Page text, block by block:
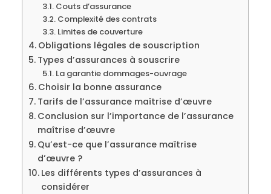
Couts d’assurance
Complexité des contrats
Limites de couverture
Obligations légales de souscription
Types d’assurances à souscrire
La garantie dommages-ouvrage
Choisir la bonne assurance
Tarifs de l’assurance maîtrise d’œuvre
Conclusion sur l’importance de l’assurance
maîtrise d’œuvre
Qu’est-ce que l’assurance maîtrise
d’œuvre ?
Les différents types d’assurances à
considérer